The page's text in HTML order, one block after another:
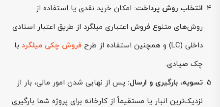
انتخاب روش پرداخت: امکان خرید نقدی یا استفاده از
روش‌های متنوع فروش اعتباری میلگرد از طریق اعتبار اسنادی
داخلی (LC) و همچنین استفاده از طرح
فروش چکی میلگردبا
چک صیادی.
تسویه، بارگیری و ارسال: پس از نهایی شدن امور مالی، بار از
نزدیک‌ترین انبار یا مستقیماً از کارخانه برای پروژه شما بارگیری